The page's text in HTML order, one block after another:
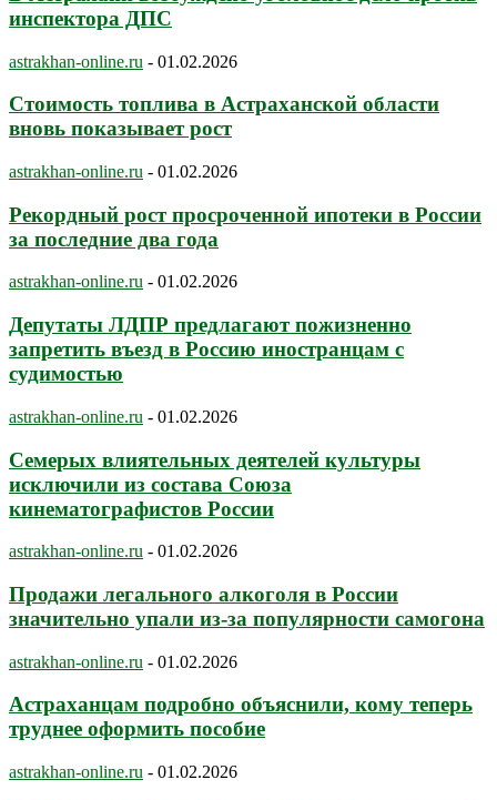
инспектора ДПС
astrakhan-online.ru - 01.02.2026
Стоимость топлива в Астраханской области
вновь показывает рост
astrakhan-online.ru - 01.02.2026
Рекордный рост просроченной ипотеки в России
за последние два года
astrakhan-online.ru - 01.02.2026
Депутаты ЛДПР предлагают пожизненно
запретить въезд в Россию иностранцам с
судимостью
astrakhan-online.ru - 01.02.2026
Семерых влиятельных деятелей культуры
исключили из состава Союза
кинематографистов России
astrakhan-online.ru - 01.02.2026
Продажи легального алкоголя в России
значительно упали из-за популярности самогона
astrakhan-online.ru - 01.02.2026
Астраханцам подробно объяснили, кому теперь
труднее оформить пособие
astrakhan-online.ru - 01.02.2026